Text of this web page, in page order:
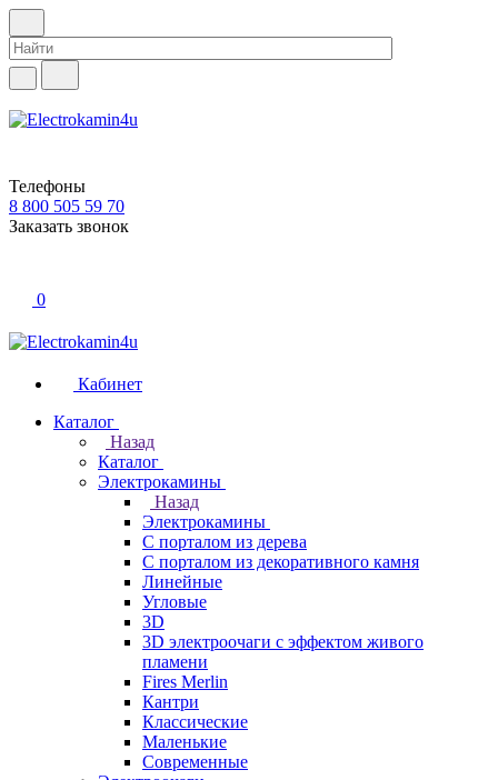
Телефоны
8 800 505 59 70
Заказать звонок
0
Кабинет
Каталог
Назад
Каталог
Электрокамины
Назад
Электрокамины
С порталом из дерева
С порталом из декоративного камня
Линейные
Угловые
3D
3D электроочаги с эффектом живого
пламени
Fires Merlin
Кантри
Классические
Маленькие
Современные